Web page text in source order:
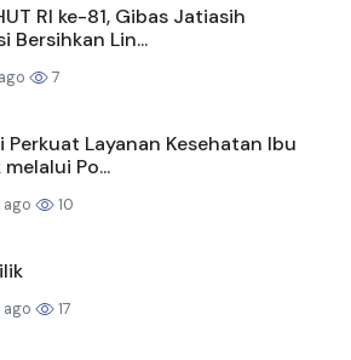
RI ke-81, Gibas Jatiasih
Bersihkan Lin...
7
Perkuat Layanan Kesehatan Ibu
Po...
ago 10
ago 17